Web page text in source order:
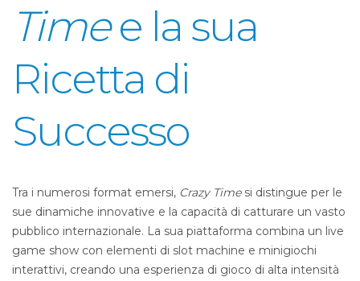
Timee la sua
Ricetta di
Successo
Tra i numerosi format emersi, Crazy Timesi distingue per le
sue dinamiche innovative e la capacità di catturare un vasto
pubblico internazionale. La sua piattaforma combina un live
game show con elementi di slot machine e minigiochi
interattivi, creando una esperienza di gioco di alta intensità